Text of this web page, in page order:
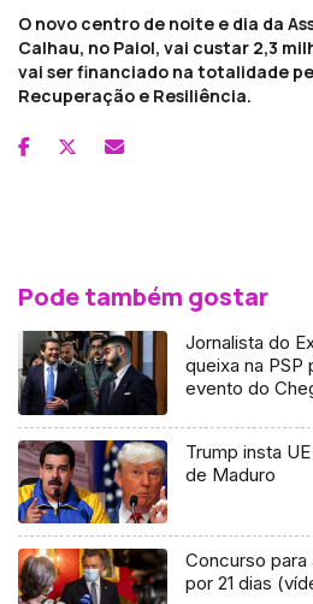
O novo centro de noite e dia da
Calhau, no Paiol, vai custar 2,3
vai ser financiado na totalidade
Recuperação e Resiliência.
Pode também gostar
Jornalista do
queixa na PSP
evento do
Trump insta
de Maduro
Concurso para
por 21 dias